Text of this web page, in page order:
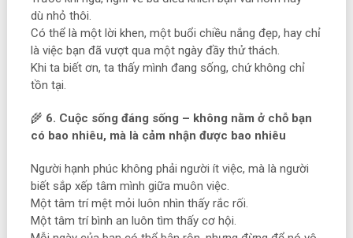
dù nhỏ thôi.
Có thể là một lời khen, một buổi chiều nắng đẹp, hay chỉ
là việc bạn đã vượt qua một ngày đầy thử thách.
Khi ta biết ơn, ta thấy mình đang sống, chứ không chỉ
tồn tại.
🌾 6. Cuộc sống đáng sống – không nằm ở chỗ bạn
có bao nhiêu, mà là cảm nhận được bao nhiêu
Người hạnh phúc không phải người ít việc, mà là người
biết sắp xếp tâm mình giữa muôn việc.
Một tâm trí mệt mỏi luôn nhìn thấy rắc rối.
Một tâm trí bình an luôn tìm thấy cơ hội.